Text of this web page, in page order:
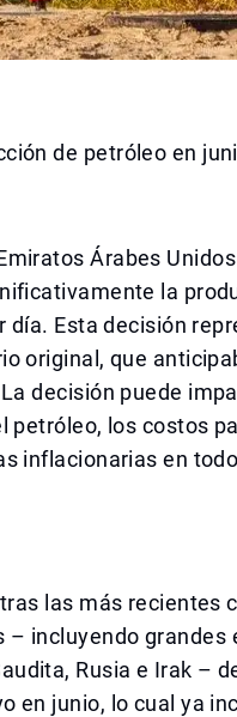
de petróleo en
Árabes
la
día. Esta decisión
original, que
decisión puede
los costos
inflacionarias en
las más recientes
– incluyendo grandes
Rusia e Irak –
en junio, lo cual ya